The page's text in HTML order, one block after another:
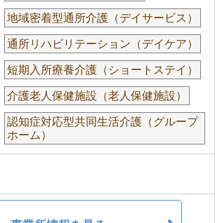
地域密着型通所介護（デイサービス）
通所リハビリテーション（デイケア）
短期入所療養介護（ショートステイ）
介護老人保健施設（老人保健施設）
認知症対応型共同生活介護（グループ
ホーム）